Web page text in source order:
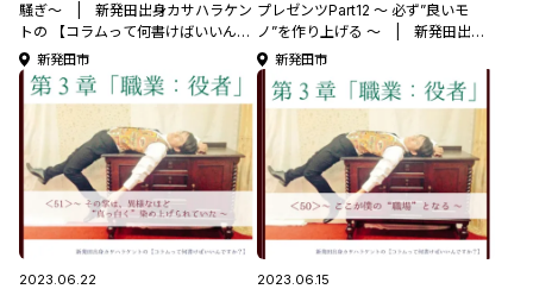
騒ぎ～ | 新発田出身カサハラケン
トの 【コラムって何書けばいいんで
すか？】
新発田市
プレゼンツPart12 ～ 必ず”良いモ
ノ”を作り上げる ～ | 新発田出身
カサハラケントの 【コラムって何書
けばいいんですか？】
新発田市
2023.06.22 2023.06.15